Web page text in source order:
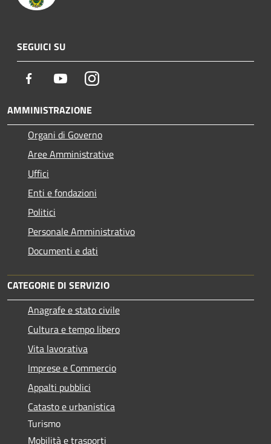
SEGUICI SU
Facebook YoutubeInstagram
AMMINISTRAZIONE
Organi di Governo
Aree Amministrative
Uffici
Enti e fondazioni
Politici
Personale Amministrativo
Documenti e dati
CATEGORIE DI SERVIZIO
Anagrafe e stato civile
Cultura e tempo libero
Vita lavorativa
Imprese e Commercio
Appalti pubblici
Catasto e urbanistica
Turismo
Mobilità e trasporti